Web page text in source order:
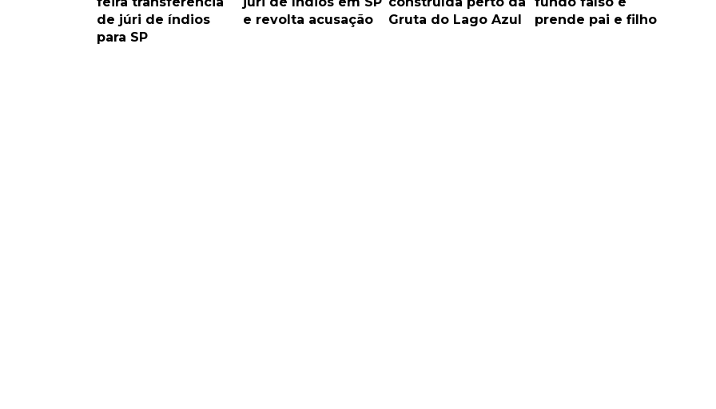
de júri de índios
para SP
e revolta acusação
Gruta do Lago Azul
prende pai e filho